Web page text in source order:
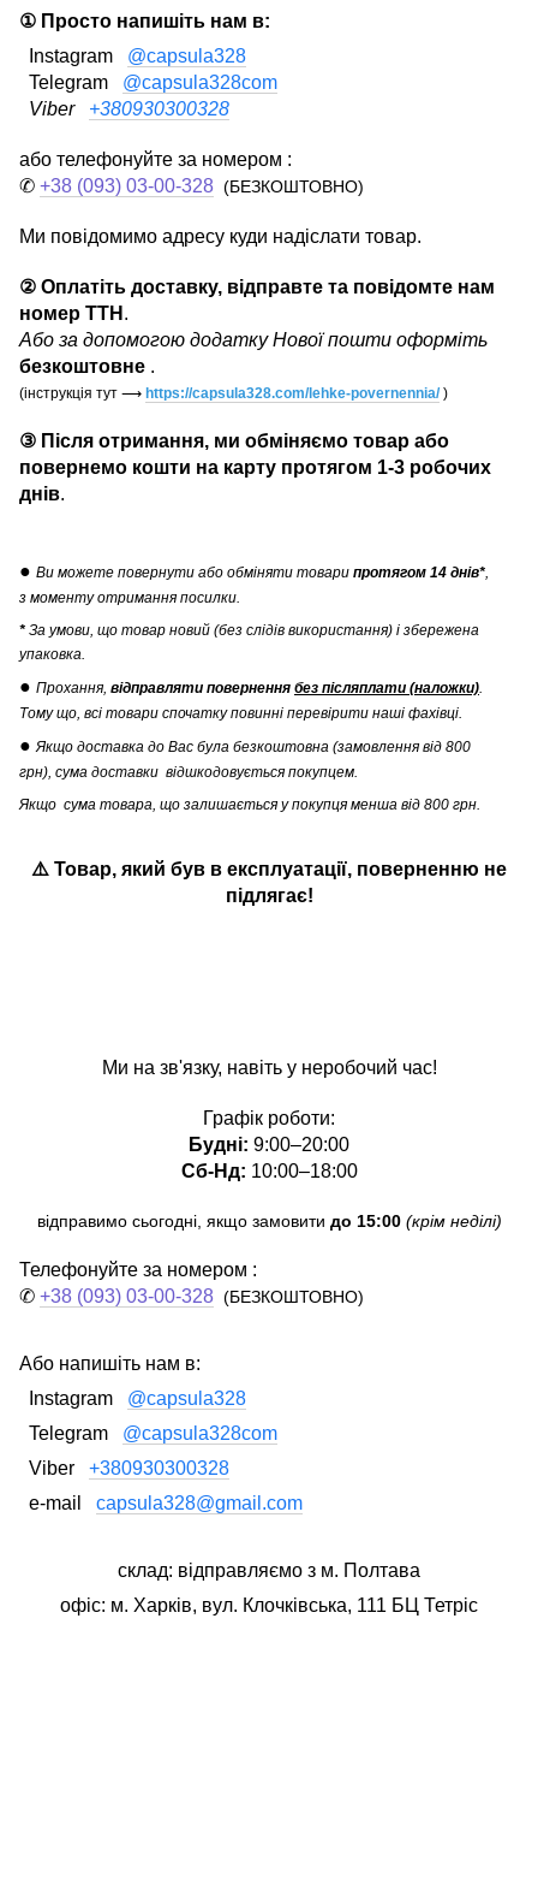
① Просто напишіть нам в:
Instagram @capsula328
Telegram @capsula328com
Viber +380930300328
або телефонуйте за номером :
✆ +38 (093) 03-00-328 (БЕЗКОШТОВНО)
Ми повідомимо адресу куди надіслати товар.
② Оплатіть доставку, відправте та повідомте нам
номер ТТН .
Або за допомогою додатку Нової пошти оформіть
безкоштовне .
(інструкція тут ⟶ https://capsula328.com/lehke-povernennia/)
③ Після отримання, ми обміняємо товар або
повернемо кошти на карту протягом 1-3 робочих
днів.
● Ви можете повернути або обміняти товари протягом 14 днів*
з моменту отримання посилки.
* За умови, що товар новий (без слідів використання) і збережена
упаковка.
● Прохання, відправляти повернення без післяплати (наложки)
Тому що, всі товари спочатку повинні перевірити наші фахівці.
● Якщо доставка до Вас була безкоштовна (замовлення від 800
грн), сума доставки відшкодовується покупцем.
Якщо сума товара, що залишається у покупця менша від 800 грн.
⚠️ Товар, який був в експлуатації, поверненню не
підлягає!
Ми на зв'язку, навіть у неробочий час!
Графік роботи:
Будні: 9:00–20:00
Сб-Нд: 10:00–18:00
відправимо сьогодні, якщо замовити до 15:00 (крім неділі)
Телефонуйте за номером :
✆ +38 (093) 03-00-328 (БЕЗКОШТОВНО)
Або напишіть нам в:
Instagram @capsula328
Telegram @capsula328com
Viber +380930300328
e-mail capsula328@gmail.com
склад: відправляємо з м. Полтава
офіс: м. Харків, вул. Клочківська, 111 БЦ Тетріс